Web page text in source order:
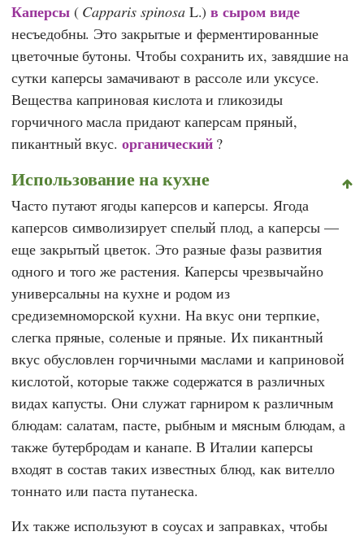
Каперсы( Capparis spinosaL.)в сыром виде
несъедобны. Это закрытые и ферментированные
цветочные бутоны. Чтобы сохранить их, завядшие на
сутки каперсы замачивают в рассоле или уксусе.
Вещества каприновая кислота и гликозиды
горчичного масла придают каперсам пряный,
пикантный вкус.органический?
Использование на кухне
Часто путают ягоды каперсов и каперсы. Ягода
каперсов символизирует спелый плод, а каперсы —
еще закрытый цветок. Это разные фазы развития
одного и того же растения. Каперсы чрезвычайно
универсальны на кухне и родом из
средиземноморской кухни. На вкус они терпкие,
слегка пряные, соленые и пряные. Их пикантный
вкус обусловлен горчичными маслами и каприновой
кислотой, которые также содержатся в различных
видах капусты. Они служат гарниром к различным
блюдам: салатам, пасте, рыбным и мясным блюдам, а
также бутербродам и канапе. В Италии каперсы
входят в состав таких известных блюд, как вителло
тоннато или паста путанеска.
Их также используют в соусах и заправках, чтобы